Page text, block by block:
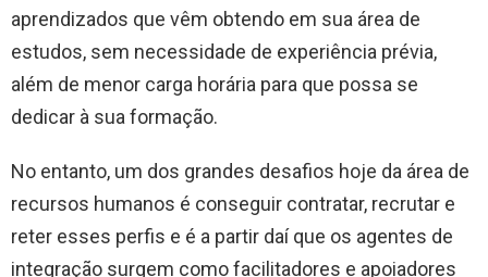
aprendizados que vêm obtendo em sua área de
estudos, sem necessidade de experiência prévia,
além de menor carga horária para que possa se
dedicar à sua formação.
No entanto, um dos grandes desafios hoje da área de
recursos humanos é conseguir contratar, recrutar e
reter esses perfis e é a partir daí que os agentes de
integração surgem como facilitadores e apoiadores